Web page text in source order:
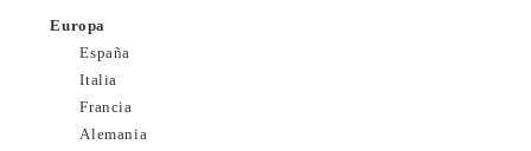
Europa
España
Italia
Francia
Alemania